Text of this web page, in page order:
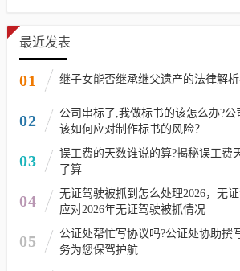
最近发表
01 继子女能否继承继父遗产的法律解
02
公司串标了,我做标书的该怎么办?
该如何应对制作标书的风险？
03
误工费的天数谁说的算?揭秘误工费
了算
04
无证驾驶被抓到怎么处理2026，无
应对2026年无证驾驶被抓情况
05
公证处帮忙写协议吗?公证处协助撰
务为您保驾护航